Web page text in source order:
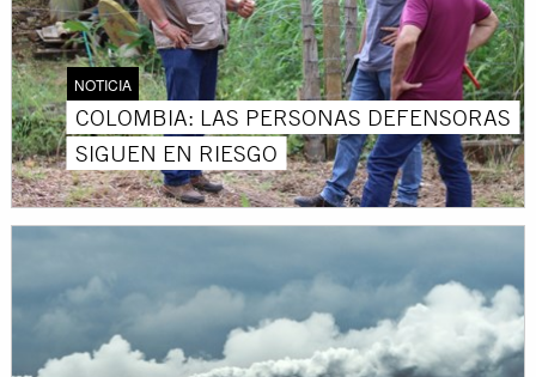
NOTICIA
COLOMBIA: LAS PERSONAS DEFENSORAS
SIGUEN EN RIESGO